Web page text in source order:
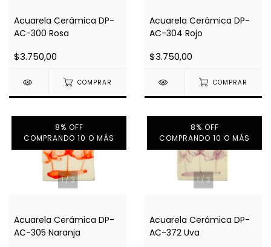
Acuarela Cerámica DP-
AC-300 Rosa
$3.750,00
COMPRAR
Acuarela Cerámica DP-
AC-304 Rojo
$3.750,00
COMPRAR
1/3
8% OFF
COMPRANDO 10 O MÁS
Acuarela Cerámica DP-
AC-305 Naranja
1/3
8% OFF
COMPRANDO 10 O MÁS
Acuarela Cerámica DP-
AC-372 Uva